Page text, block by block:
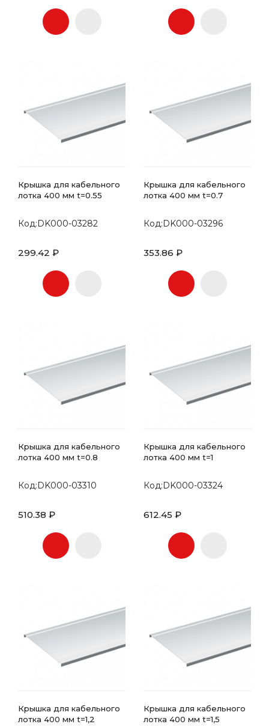
Крышка для кабельного
лотка 400 мм t=0.55
Код:DK000-03282
299.42 ₽
Крышка для кабельного
лотка 400 мм t=0.7
Код:DK000-03296
353.86 ₽
Крышка для кабельного
лотка 400 мм t=0.8
Код:DK000-03310
510.38 ₽
Крышка для кабельного
лотка 400 мм t=1
Код:DK000-03324
612.45 ₽
Крышка для кабельного
лотка 400 мм t=1,2
Крышка для кабельного
лотка 400 мм t=1,5